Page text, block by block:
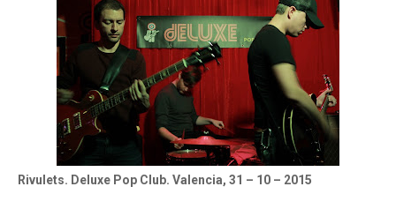
Rivulets. Deluxe Pop Club. Valencia, 31 – 10 – 2015